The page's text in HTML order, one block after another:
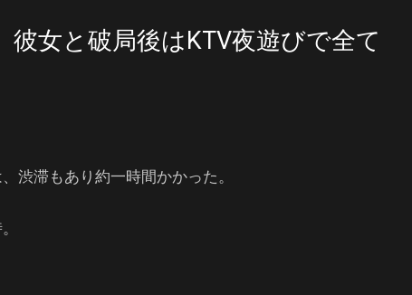
彼女と破局後はKTV夜遊びで全て
渋滞もあり約一時間かかった。